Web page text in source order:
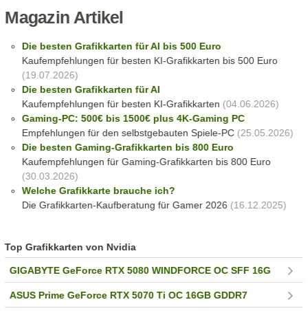
Magazin Artikel
Die besten Grafikkarten für AI bis 500 Euro
Kaufempfehlungen für besten KI-Grafikkarten bis 500 Euro
(19.07.2026)
Die besten Grafikkarten für AI
Kaufempfehlungen für besten KI-Grafikkarten (04.06.2026)
Gaming-PC: 500€ bis 1500€ plus 4K-Gaming PC
Empfehlungen für den selbstgebauten Spiele-PC(25.05.2026)
Die besten Gaming-Grafikkarten bis 800 Euro
Kaufempfehlungen für Gaming-Grafikkarten bis 800 Euro
(30.03.2026)
Welche Grafikkarte brauche ich?
Die Grafikkarten-Kaufberatung für Gamer 2026 (16.12.2025)
Top Grafikkarten von Nvidia
GIGABYTE GeForce RTX 5080 WINDFORCE OC SFF 16G
ASUS Prime GeForce RTX 5070 Ti OC 16GB GDDR7